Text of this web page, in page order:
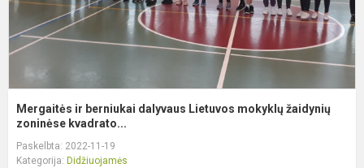
Mergaitės ir berniukai dalyvaus Lietuvos mokyklų žaidynių
zoninėse kvadrato...
Paskelbta: 2022-11-19
Kategorija: Didžiuojamės